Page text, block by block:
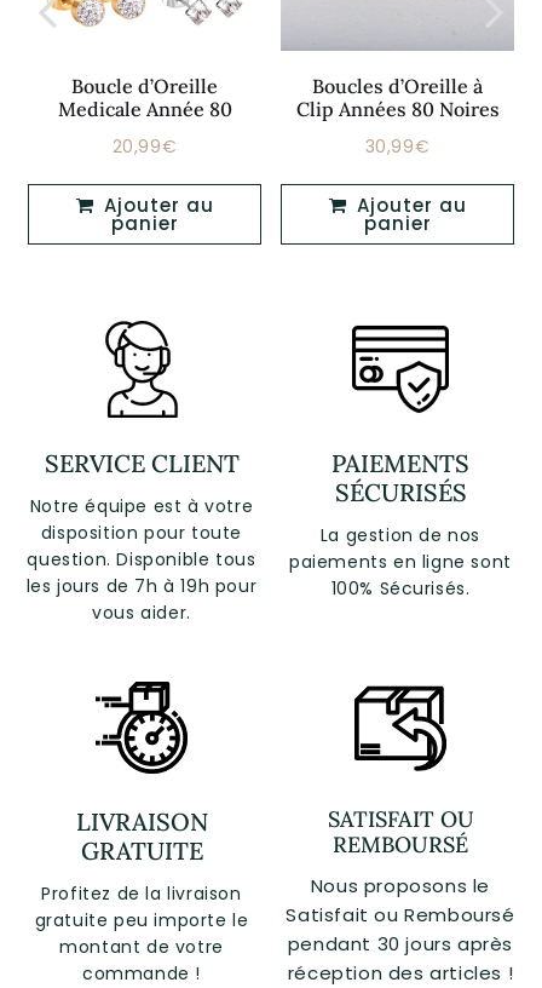
Boucle d’Oreille
Medicale Année 80
Prix
20,99€
panier
Boucles d’Oreille à
Clip Années 80 Noires
Prix
30,99€
panier
SERVICE CLIENT
Notre équipe est à votre
disposition pour toute
question. Disponible tous
les jours de 7h à 19h pour
vous aider.
PAIEMENTS
SÉCURISÉS
La gestion de nos
paiements en ligne sont
100% Sécurisés.
LIVRAISON
GRATUITE
Profitez de la livraison
gratuite peu importe le
montant de votre
commande !
SATISFAIT OU
REMBOURSÉ
Nous proposons le
Satisfait ou Remboursé
pendant 30 jours après
réception des articles !